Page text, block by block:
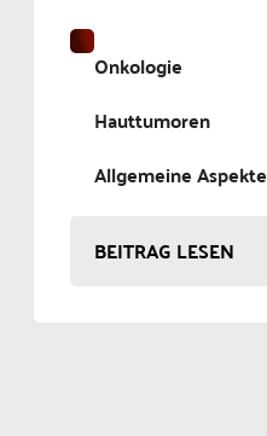
Onkologie
Hauttumoren
Allgemeine Aspekte
BEITRAG LESEN